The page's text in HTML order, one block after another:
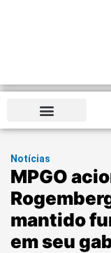
Notícias
MPGO
mantido
em seu